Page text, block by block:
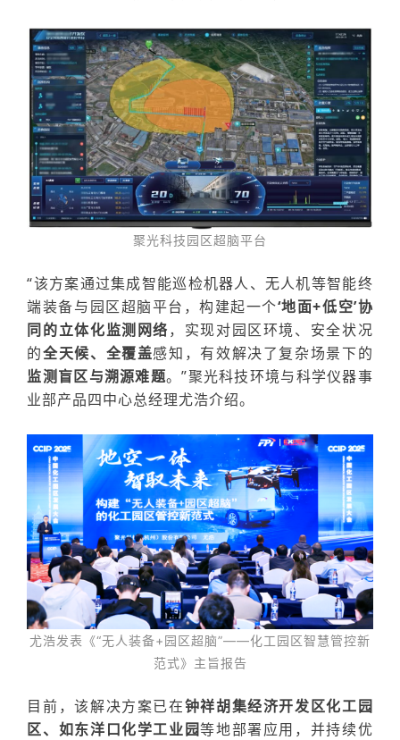
聚光科技园区超脑平台
“该方案通过集成智能巡检机器人、无人机等智能终
端装备与园区超脑平台 ，构建起一个‘地面+低空’协
同的立体化监测网络，实现对园区环境、安全状况
的全天候、全覆盖感知，有效解决了复杂场景下的
监测盲区与溯源难题。”聚光科技环境与科学仪器事
业部产品四中心总经理尤浩介绍。
尤浩发表 《“无人装备+园区超脑”——化工园区智慧管控新
范式》主旨报告
目前，该解决方案已在钟祥胡集经济开发区化工园
区、如东洋口化学工业园等地部署应用，并持续优